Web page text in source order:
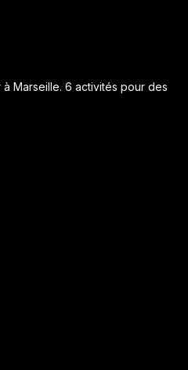
Marseille. 6 activités pour des